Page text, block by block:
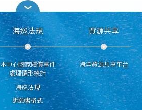
海巡法規
本中心國家賠償事件
處理情形統計
海巡法規
訴願書格式
資源共享
海洋資源共享平台